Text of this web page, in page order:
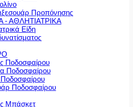
Προπόνησης
- ΑΘΛΗΤΙΑΤΡΙΚΑ
Είδη
Ποδοσφαίρου
Ποδοσφαίρου
Ποδοσφαίρου
Ποδοσφαίρου
Μπάσκετ